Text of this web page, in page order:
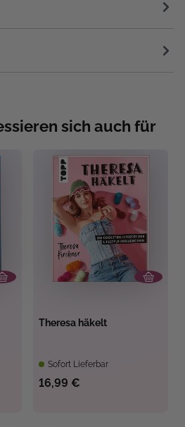
sich auch für
Theresa häkelt
Sofort Lieferbar
16,99 €